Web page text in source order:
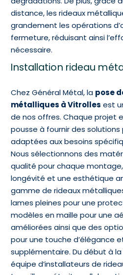
distance, les rideaux
grandement les opérations
fermeture, réduisant ainsi
nécessaire.
Installation rideau
Chez Général Métal, la pose
métalliques à Vitrolles est
de nos offres. Chaque projet
pousse à fournir des solutions
adaptées aux besoins
Nous sélectionnons des
qualité pour chaque
longévité et une esthétique
gamme de rideaux
lames pleines pour une
modèles en maille pour une
améliorées ainsi que des
pour une touche d’élégance
supplémentaire. Du début à
équipe d’installateurs de